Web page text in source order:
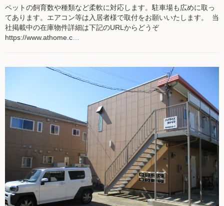
ペットの飼育数や種類など柔軟に対応します。駐車場も広めに取っ
てあります。エアコン等は入居者様で取付をお願いいたします。 当
社掲載中の在庫物件詳細は下記のURLからどうぞ
https://www.athome.c